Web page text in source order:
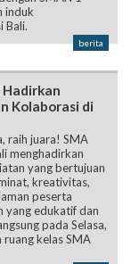
induk
Bali.
berita
Hadirkan
Kolaborasi di
raih juara! SMA
menghadirkan
yang bertujuan
kreativitas,
peserta
yang edukatif dan
pada Selasa,
kelas SMA